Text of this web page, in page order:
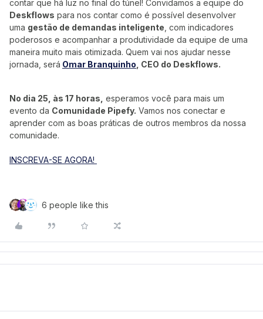
contar que há luz no final do túnel! Convidamos a equipe do
Deskflows para nos contar como é possível desenvolver
uma gestão de demandas inteligente , com indicadores
poderosos e acompanhar a produtividade da equipe de uma
maneira muito mais otimizada. Quem vai nos ajudar nesse
jornada, será Omar Branquinho , CEO do Deskflows.
No dia 25, às 17 horas, esperamos você para mais um
evento da Comunidade Pipefy. Vamos nos conectar e
aprender com as boas práticas de outros membros da nossa
comunidade.
INSCREVA-SE AGORA!
6 people like this